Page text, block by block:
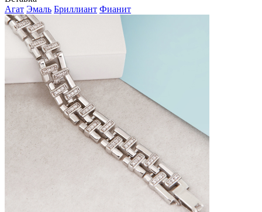
Агат Эмаль Бриллиант Фианит